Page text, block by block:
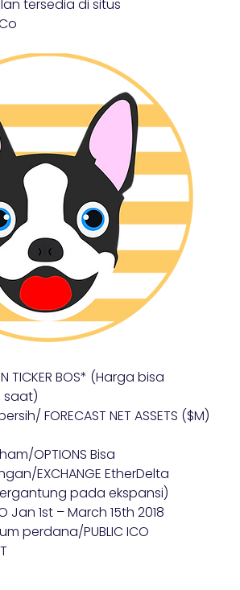
tersedia di situs
TICKER BOS* (Harga bisa
saat)
FORECAST NET ASSETS ($M)
OPTIONS Bisa
EXCHANGE EtherDelta
pada ekspansi)
Jan 1st – March 15th 2018
perdana/PUBLIC ICO